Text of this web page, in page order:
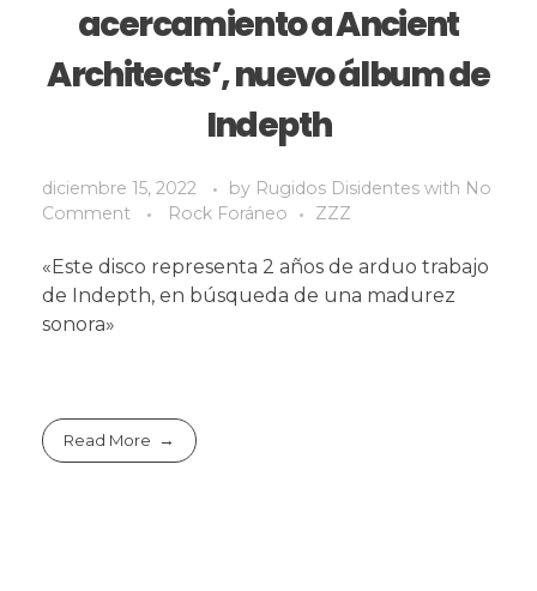
acercamiento a Ancient
Architects’, nuevo álbum de
Indepth
diciembre 15, 2022 by Rugidos Disidentes with No
Comment
Rock Foráneo ZZZ
«Este disco representa 2 años de arduo trabajo
de Indepth, en búsqueda de una madurez
sonora»
Read More